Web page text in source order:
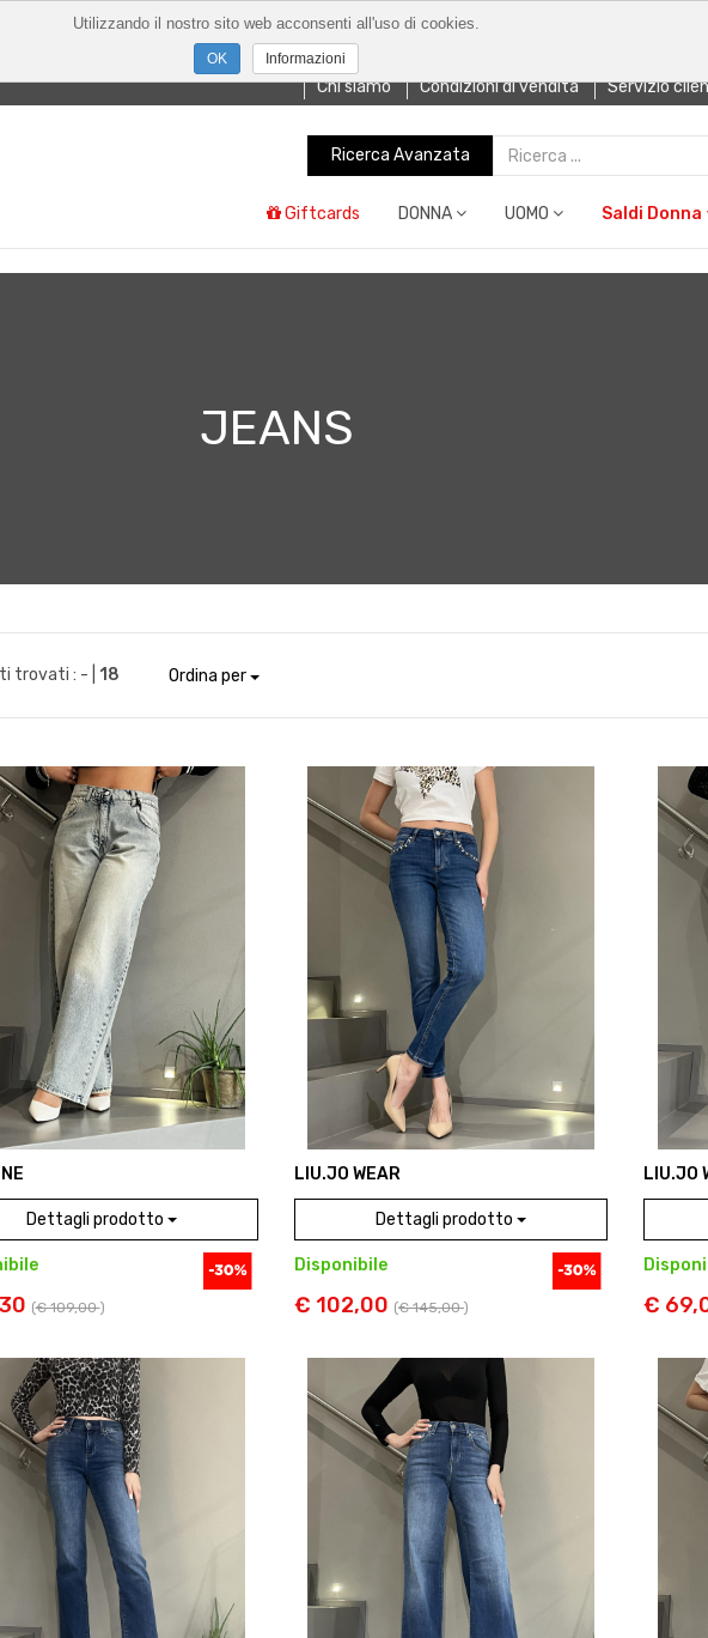
Chi siamo Condizioni di vendita Servizio
Ricerca Avanzata
Giftcards DONNA UOMO Saldi Donna
JEANS
trovati : - | 18 Ordina per
Dettagli prodotto
(€ 109,00)
LIU.JO WEAR
Dettagli prodotto
Disponibile
€ 102,00 (€ 145,00)
LIU.JO
€
Utilizzando il nostro sito web acconsenti all'uso di cookies.
Informazioni